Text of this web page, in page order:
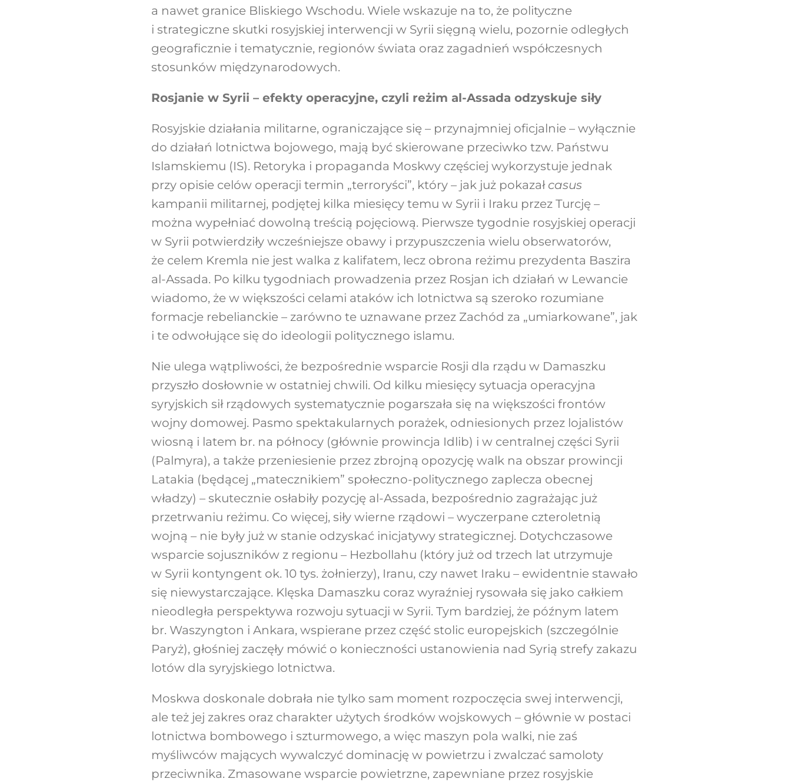
a nawet granice Bliskiego Wschodu. Wiele wskazuje na to, że polityczne
i strategiczne skutki rosyjskiej interwencji w Syrii sięgną wielu, pozornie odległych
geograficznie i tematycznie, regionów świata oraz zagadnień współczesnych
stosunków międzynarodowych.
Rosjanie w Syrii – efekty operacyjne, czyli reżim al-Assada odzyskuje siły
Rosyjskie działania militarne, ograniczające się – przynajmniej oficjalnie – wyłącznie
do działań lotnictwa bojowego, mają być skierowane przeciwko tzw. Państwu
Islamskiemu (IS). Retoryka i propaganda Moskwy częściej wykorzystuje jednak
przy opisie celów operacji termin „terroryści”, który – jak już pokazał casus
kampanii militarnej, podjętej kilka miesięcy temu w Syrii i Iraku przez Turcję –
można wypełniać dowolną treścią pojęciową. Pierwsze tygodnie rosyjskiej operacji
w Syrii potwierdziły wcześniejsze obawy i przypuszczenia wielu obserwatorów,
że celem Kremla nie jest walka z kalifatem, lecz obrona reżimu prezydenta Baszira
al-Assada. Po kilku tygodniach prowadzenia przez Rosjan ich działań w Lewancie
wiadomo, że w większości celami ataków ich lotnictwa są szeroko rozumiane
formacje rebelianckie – zarówno te uznawane przez Zachód za „umiarkowane”, jak
i te odwołujące się do ideologii politycznego islamu.
Nie ulega wątpliwości, że bezpośrednie wsparcie Rosji dla rządu w Damaszku
przyszło dosłownie w ostatniej chwili. Od kilku miesięcy sytuacja operacyjna
syryjskich sił rządowych systematycznie pogarszała się na większości frontów
wojny domowej. Pasmo spektakularnych porażek, odniesionych przez lojalistów
wiosną i latem br. na północy (głównie prowincja Idlib) i w centralnej części Syrii
(Palmyra), a także przeniesienie przez zbrojną opozycję walk na obszar prowincji
Latakia (będącej „matecznikiem” społeczno-politycznego zaplecza obecnej
władzy) – skutecznie osłabiły pozycję al-Assada, bezpośrednio zagrażając już
przetrwaniu reżimu. Co więcej, siły wierne rządowi – wyczerpane czteroletnią
wojną – nie były już w stanie odzyskać inicjatywy strategicznej. Dotychczasowe
wsparcie sojuszników z regionu – Hezbollahu (który już od trzech lat utrzymuje
w Syrii kontyngent ok. 10 tys. żołnierzy), Iranu, czy nawet Iraku – ewidentnie stawało
się niewystarczające. Klęska Damaszku coraz wyraźniej rysowała się jako całkiem
nieodległa perspektywa rozwoju sytuacji w Syrii. Tym bardziej, że późnym latem
br. Waszyngton i Ankara, wspierane przez część stolic europejskich (szczególnie
Paryż), głośniej zaczęły mówić o konieczności ustanowienia nad Syrią strefy zakazu
lotów dla syryjskiego lotnictwa.
Moskwa doskonale dobrała nie tylko sam moment rozpoczęcia swej interwencji,
ale też jej zakres oraz charakter użytych środków wojskowych – głównie w postaci
lotnictwa bombowego i szturmowego, a więc maszyn pola walki, nie zaś
myśliwców mających wywalczyć dominację w powietrzu i zwalczać samoloty
przeciwnika. Zmasowane wsparcie powietrzne, zapewniane przez rosyjskie